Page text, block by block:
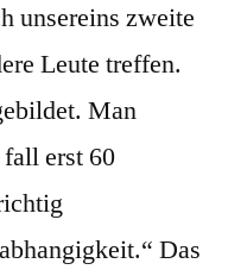
unsereins zweite
Leute treffen.
Man
erst 60
Das